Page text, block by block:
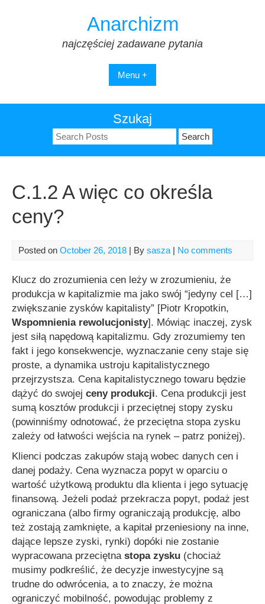
Anarchizm
najczęściej zadawane pytania
Menu +
Szukaj
Search
for:
C.1.2 A więc co określa
ceny?
Posted on October 26, 2018 | By sasza | No comments
Klucz do zrozumienia cen leży w zrozumieniu, że
produkcja w kapitalizmie ma jako swój “jedyny cel […]
zwiększanie zysków kapitalisty” [Piotr Kropotkin,
Wspomnienia rewolucjonisty]. Mówiąc inaczej, zysk
jest siłą napędową kapitalizmu. Gdy zrozumiemy ten
fakt i jego konsekwencje, wyznaczanie ceny staje się
proste, a dynamika ustroju kapitalistycznego
przejrzystsza. Cena kapitalistycznego towaru będzie
dążyć do swojej ceny produkcji. Cena produkcji jest
sumą kosztów produkcji i przeciętnej stopy zysku
(powinniśmy odnotować, że przeciętna stopa zysku
zależy od łatwości wejścia na rynek – patrz poniżej).
Klienci podczas zakupów stają wobec danych cen i
danej podaży. Cena wyznacza popyt w oparciu o
wartość użytkową produktu dla klienta i jego sytuację
finansową. Jeżeli podaż przekracza popyt, podaż jest
ograniczana (albo firmy ograniczają produkcję, albo
też zostają zamknięte, a kapitał przeniesiony na inne,
dające lepsze zyski, rynki) dopóki nie zostanie
wypracowana przeciętna stopa zysku (chociaż
musimy podkreślić, że decyzje inwestycyjne są
trudne do odwrócenia, a to znaczy, że można
ograniczyć mobilność, powodując problemy z